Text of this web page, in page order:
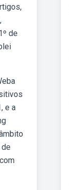
de
e a